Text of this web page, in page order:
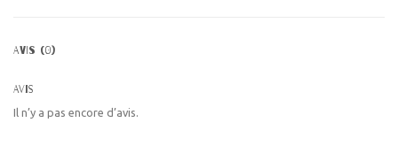
AVIS (0)
Avis
Il n’y a pas encore d’avis.